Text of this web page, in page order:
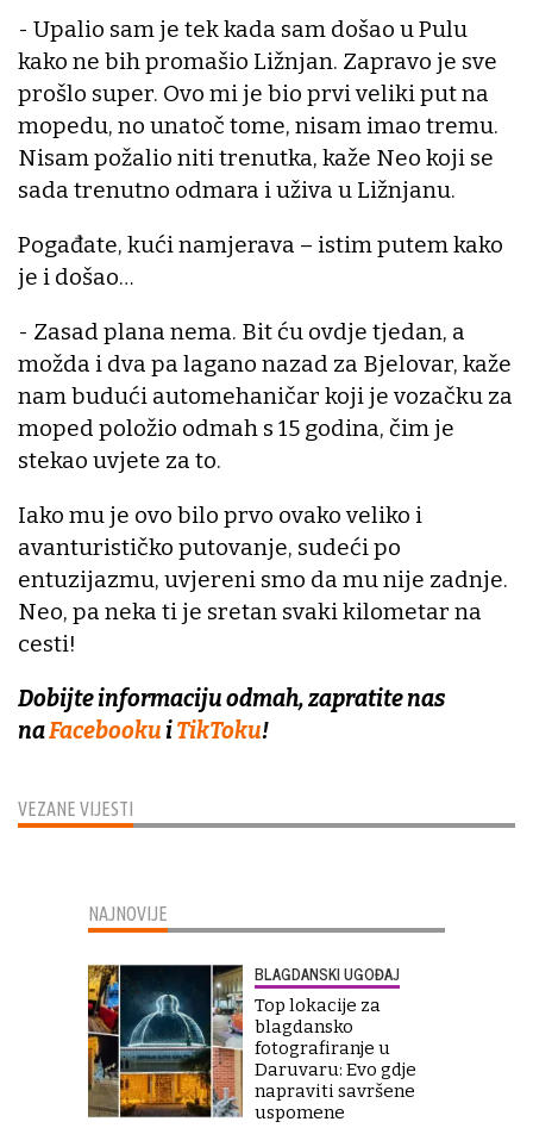
VEZANE VIJESTI
- Upalio sam je tek kada sam došao u Pulu
kako ne bih promašio Ližnjan. Zapravo je sve
prošlo super. Ovo mi je bio prvi veliki put na
mopedu, no unatoč tome, nisam imao tremu.
Nisam požalio niti trenutka, kaže Neo koji se
sada trenutno odmara i uživa u Ližnjanu.
Pogađate, kući namjerava – istim putem kako
je i došao…
- Zasad plana nema. Bit ću ovdje tjedan, a
možda i dva pa lagano nazad za Bjelovar, kaže
nam budući automehaničar koji je vozačku za
moped položio odmah s 15 godina, čim je
stekao uvjete za to.
Iako mu je ovo bilo prvo ovako veliko i
avanturističko putovanje, sudeći po
entuzijazmu, uvjereni smo da mu nije zadnje.
Neo, pa neka ti je sretan svaki kilometar na
cesti!
Dobijte informaciju odmah, zapratite nas
naFacebookuiTikToku!
NAJNOVIJE
BLAGDANSKI UGOĐAJ
Top lokacije za
blagdansko
fotografiranje u
Daruvaru: Evo gdje
napraviti savršene
uspomene